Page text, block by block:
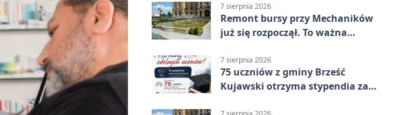
7 sierpnia 2026
Remont bursy przy Mechaników
już się rozpoczął. To ważna
7 sierpnia 2026
75 uczniów z gminy Brześć
Kujawski otrzyma stypendia za